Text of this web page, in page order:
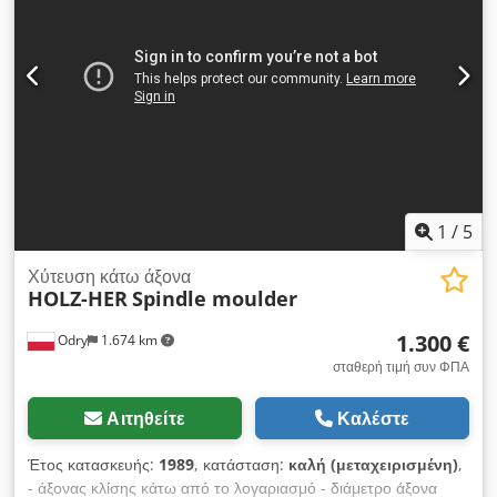
Ευνοϊκό για κατασκευές ξυλείας! Διαθέσιμο σύντομα.
1 / 5
Odry 1.674 km
Χύτευση κάτω άξονα
HOLZ-HERSpindle moulder
1.300 €
σταθερή τιμή συν ΦΠΑ
Αιτηθείτε Καλέστε
Έτος κατασκευής: 1989, κατάσταση: καλή (μεταχειρισμένη),
- άξονας κλίσης κάτω από το λογαριασμό - διάμετρο άξονα